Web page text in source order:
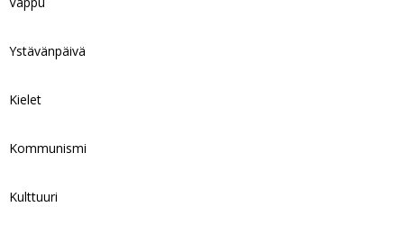
Ystävänpäivä
Kielet
Kommunismi
Kulttuuri